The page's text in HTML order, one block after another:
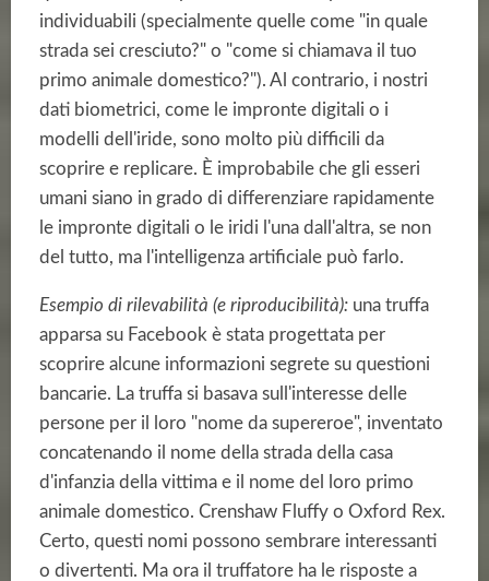
individuabili (specialmente quelle come "in quale
strada sei cresciuto?" o "come si chiamava il tuo
primo animale domestico?"). Al contrario, i nostri
dati biometrici, come le impronte digitali o i
modelli dell'iride, sono molto più difficili da
scoprire e replicare. È improbabile che gli esseri
umani siano in grado di differenziare rapidamente
le impronte digitali o le iridi l'una dall'altra, se non
del tutto, ma l'intelligenza artificiale può farlo.
Esempio di rilevabilità (e riproducibilità): una truffa
apparsa su Facebook è stata progettata per
scoprire alcune informazioni segrete su questioni
bancarie. La truffa si basava sull'interesse delle
persone per il loro "nome da supereroe", inventato
concatenando il nome della strada della casa
d'infanzia della vittima e il nome del loro primo
animale domestico. Crenshaw Fluffy o Oxford Rex.
Certo, questi nomi possono sembrare interessanti
o divertenti. Ma ora il truffatore ha le risposte a